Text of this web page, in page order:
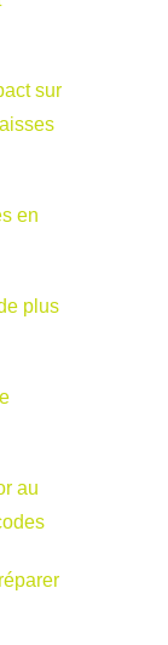
sur
en
plus
au